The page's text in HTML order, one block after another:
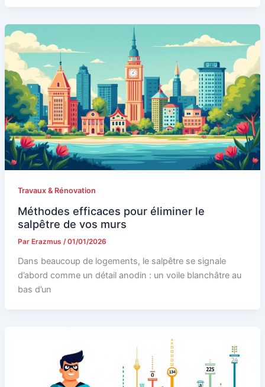
Travaux & Rénovation
Méthodes efficaces pour éliminer le
salpêtre de vos murs
Par Erazmus /01/01/2026
Dans beaucoup de logements, le salpêtre se signale
d’abord comme un détail anodin : un voile blanchâtre au
bas d’un